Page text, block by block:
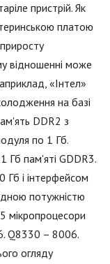
пристрій. Як
платою
відношенні може
«Інтел»
на базі
DDR2 з
по 1 Гб.
Гб пам'яті GDDR3.
Гб і інтерфейсом
потужністю
мікропроцесори
Q8330 – 8006.
огляду